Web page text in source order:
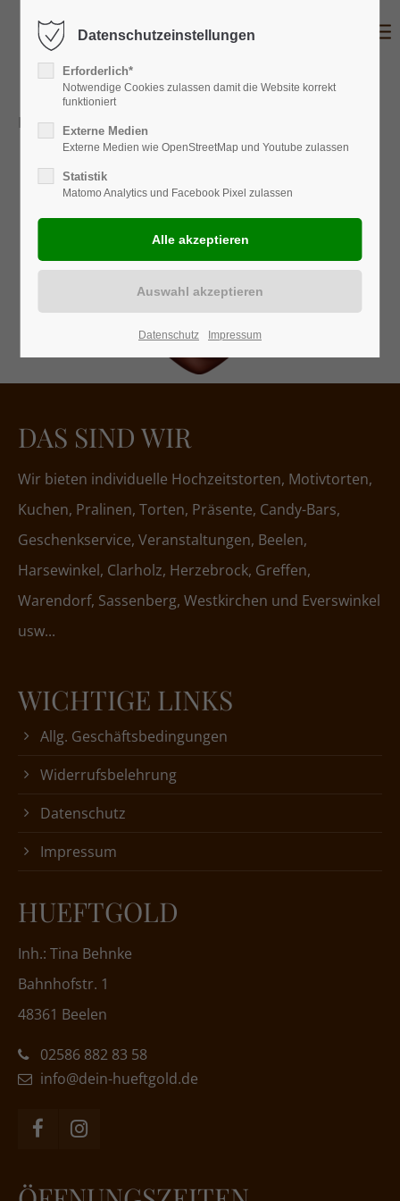
Registrierung erfolgreich
DAS SIND WIR
Wir bieten individuelle Hochzeitstorten, Motivtorten,
Kuchen, Pralinen, Torten, Präsente, Candy-Bars,
Geschenkservice, Veranstaltungen, Beelen,
Harsewinkel, Clarholz, Herzebrock, Greffen,
Warendorf, Sassenberg, Westkirchen und Everswinkel
usw...
WICHTIGE LINKS
Allg. Geschäftsbedingungen
Widerrufsbelehrung
Datenschutz
Impressum
HUEFTGOLD
Inh.: Tina Behnke
Bahnhofstr. 1
48361 Beelen
02586 882 83 58
info@dein-hueftgold.de
Datenschutzeinstellungen
Erforderlich*
Notwendige Cookies zulassen damit die Website korrekt
funktioniert
Externe Medien
Externe Medien wie OpenStreetMap und Youtube zulassen
Statistik
Matomo Analytics und Facebook Pixel zulassen
Datenschutz Impressum